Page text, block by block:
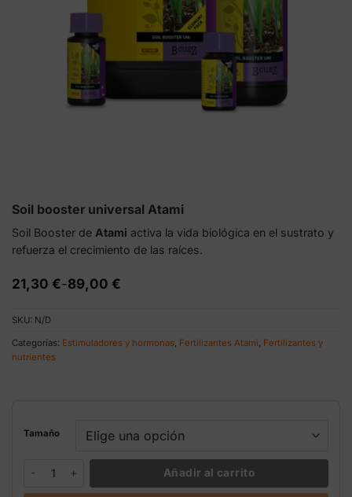
Soil booster universal Atami
Soil Booster de Atami activa la vida biológica en el sustrato y
refuerza el crecimiento de las raíces.
21,30 €-89,00 €
Rango
desde
21,30 €
hasta
89,00 €
SKU: N/D
Categorías: Estimuladores y hormonas Fertilizantes Atami Fertilizantes y
nutrientes
Tamaño
Soil booster universal Atami cantidad
Añadir al carrito